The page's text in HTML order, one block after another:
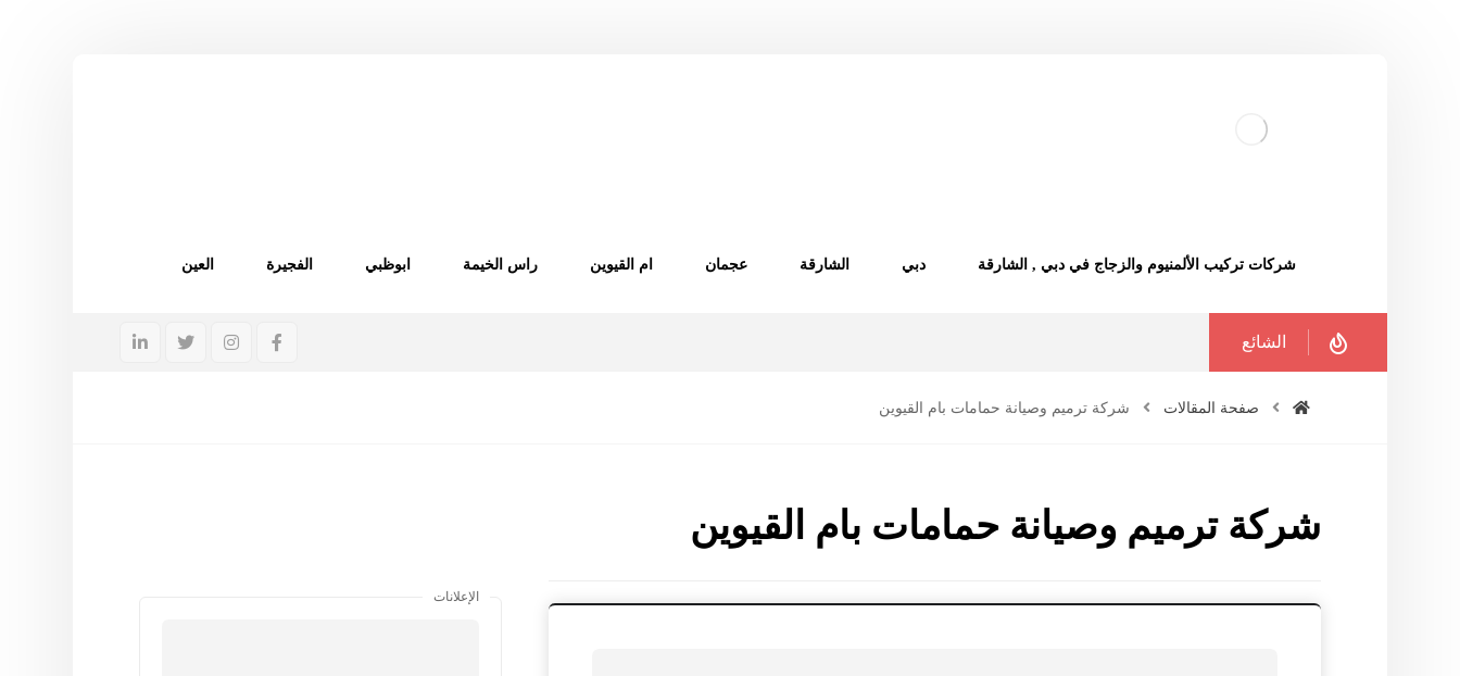
شركات تركيب الألمنيوم والزجاج في دبي , الشارقة دبي الشارقة عجمان ام القيوين راس الخيمة ابوظبي الفجيرة العين
الشائع
صفحة المقالات شركة ترميم وصيانة حمامات بام القيوين
شركة ترميم وصيانة حمامات بام القيوين
الإعلانات